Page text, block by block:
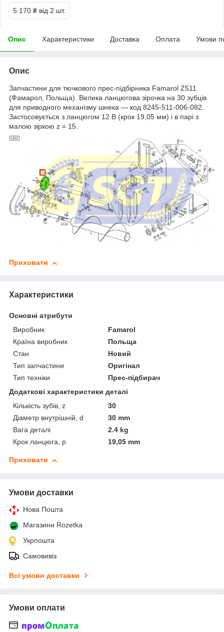
5 170 ₴ від 2 шт.
Опис Характеристики Доставка Оплата Умови
Опис
Запчастини для тючкового прес-підбірника Famarol Z511
(Фамарол, Польща). Велика ланцюгова зірочка на 30 зубців
для приводного механізму шнека — код 8245-511-006-082.
Застосовується з ланцюгом 12 В (крок 19,05 мм) і в парі з
малою зіркою z = 15.
Приховати
Характеристики
Основні атрибути
Виробник
Famarol
Країна виробник
Польща
Стан
Новий
Тип запчастини
Оригінал
Тип техніки
Прес-підбирач
Додаткові характеристики деталі
Кількість зубів, z
30
Діаметр внутрішній, d
30 mm
Вага деталі
2.4 kg
Крок ланцюга, p
19,05 mm
Приховати
Умови доставки
Нова Пошта
Магазини Rozetka
Укрпошта
Самовивіз
Всі умови доставки
Умови оплати